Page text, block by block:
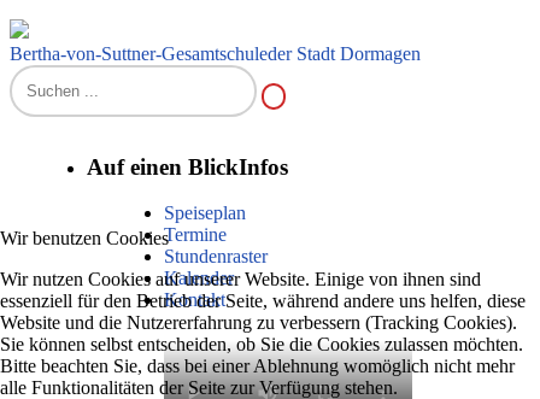
Bertha-von-Suttner-Gesamtschuleder Stadt Dormagen
Auf einen BlickInfos
Speiseplan
Termine
Stundenraster
Kalender
Kontakt
Wir benutzen Cookies
Wir nutzen Cookies auf unserer Website. Einige von ihnen sind
essenziell für den Betrieb der Seite, während andere uns helfen, diese
Website und die Nutzererfahrung zu verbessern (Tracking Cookies).
Sie können selbst entscheiden, ob Sie die Cookies zulassen möchten.
Bitte beachten Sie, dass bei einer Ablehnung womöglich nicht mehr
alle Funktionalitäten der Seite zur Verfügung stehen.